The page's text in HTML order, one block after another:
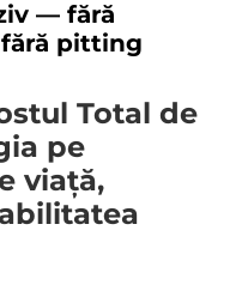
— fără
pitting
Total de
pe
viață,